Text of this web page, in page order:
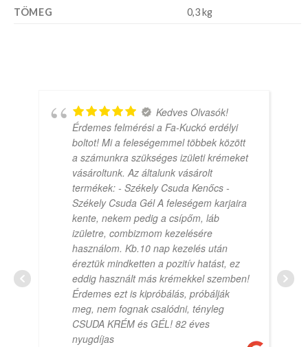
TÖMEG 0,3 kg
Kedves Olvasók!
Érdemes felmérési a Fa-Kuckó erdélyi
boltot! Mi a feleségemmel többek között
a számunkra szükséges izületi krémeket
vásároltunk. Az általunk vásárolt
termékek: - Székely Csuda Kenőcs -
Székely Csuda Gél A feleségem karjaira
kente, nekem pedig a csípőm, láb
izületre, combizmom kezelésére
használom. Kb.10 nap kezelés után
éreztük mindketten a pozitív hatást, ez
eddig használt más krémekkel szemben!
Érdemes ezt is kipróbálás, próbálják
meg, nem fognak csalódni, tényleg
CSUDA KRÉM és GÉL! 82 éves
nyugdíjas